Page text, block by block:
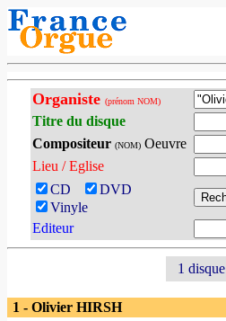
Organiste (prénom NOM)
Titre du disque
Compositeur (NOM)Oeuvre
Lieu / Eglise
CD
DVD
Vinyle
Editeur
1 disque
1 - Olivier HIRSH